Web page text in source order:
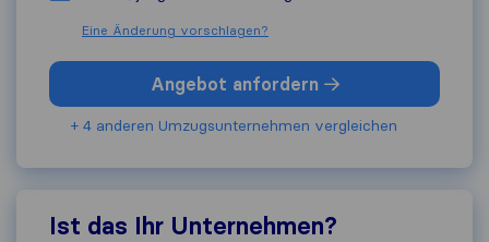
Eine Änderung vorschlagen?
Angebot anfordern
+ 4 anderen Umzugs​unternehmen vergleichen
Ist das Ihr Unternehmen?